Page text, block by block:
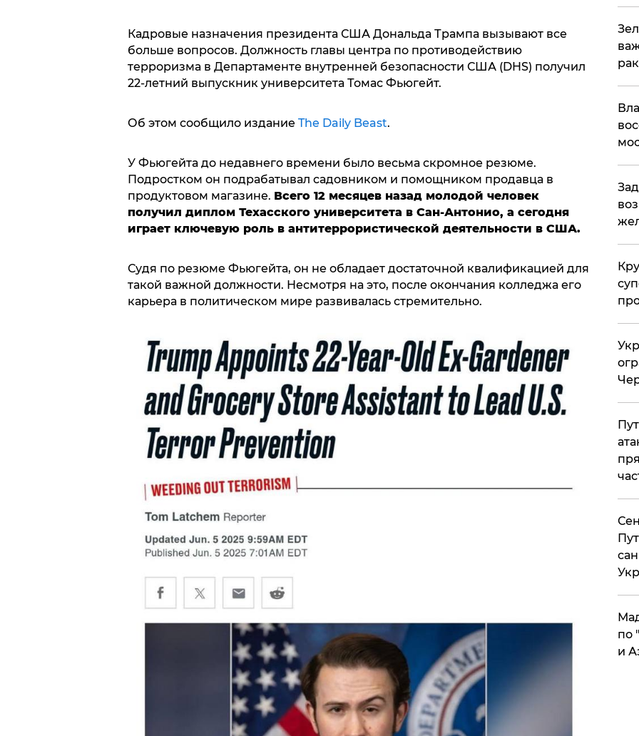
Кадровые назначения президента США Дональда Трампа вызывают все
больше вопросов. Должность главы центра по противодействию
терроризма в Департаменте внутренней безопасности США (DHS) получил
22-летний выпускник университета Томас Фьюгейт.
Об этом сообщило издание The Daily Beast.
У Фьюгейта до недавнего времени было весьма скромное резюме.
Подростком он подрабатывал садовником и помощником продавца в
продуктовом магазине. Всего 12 месяцев назад молодой человек
получил диплом Техасского университета в Сан-Антонио, а сегодня
играет ключевую роль в антитеррористической деятельности в США.
Судя по резюме Фьюгейта, он не обладает достаточной квалификацией для
такой важной должности. Несмотря на это, после окончания колледжа его
карьера в политическом мире развивалась стремительно.
по
и